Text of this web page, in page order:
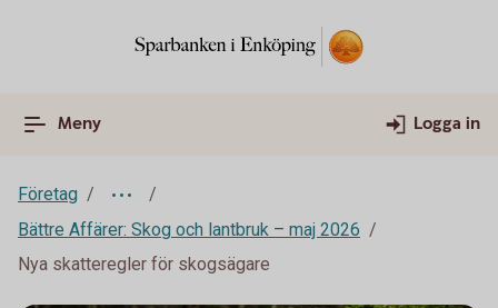
Meny Logga in
Företag
Bättre Affärer: Skog och lantbruk – maj 2026
Nya skatteregler för skogsägare